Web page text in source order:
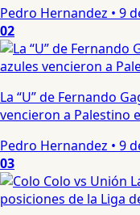
Pedro Hernandez • 9
02
La “U” de Fernando
vencieron a Palestino
Pedro Hernandez • 9
03